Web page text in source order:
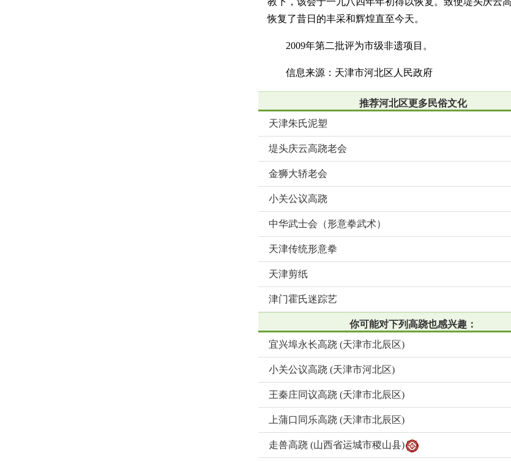
恢复了昔日的丰采和辉煌直至今天。
2009年第二批评为市级非遗项目。
信息来源：天津市河北区人民政府
推荐河北区更多民俗文化
天津朱氏泥塑
堤头庆云高跷老会
金狮大轿老会
小关公议高跷
中华武士会（形意拳武术）
天津传统形意拳
天津剪纸
津门霍氏迷踪艺
你可能对下列高跷也感兴趣：
宜兴埠永长高跷 (天津市北辰区)
小关公议高跷 (天津市河北区)
王秦庄同议高跷 (天津市北辰区)
上蒲口同乐高跷 (天津市北辰区)
走兽高跷 (山西省运城市稷山县)